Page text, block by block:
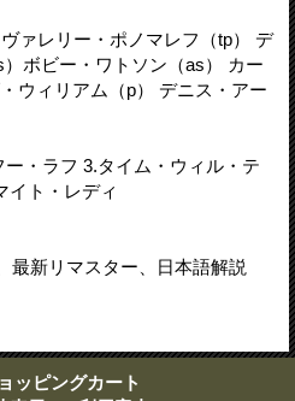
ァレリー・ポノマレフ（tp） デ
ボビー・ワトソン（as） カー
ウィリアム（p） デニス・アー
・ラフ 3.タイム・ウィル・テ
イト・レディ
最新リマスター、日本語解説
ッピングカート